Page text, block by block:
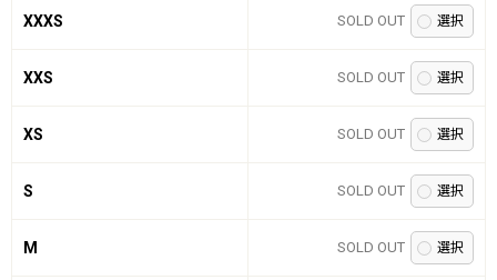
XXXS SOLD OUT
XXS SOLD OUT
XS SOLD OUT
S SOLD OUT
M SOLD OUT